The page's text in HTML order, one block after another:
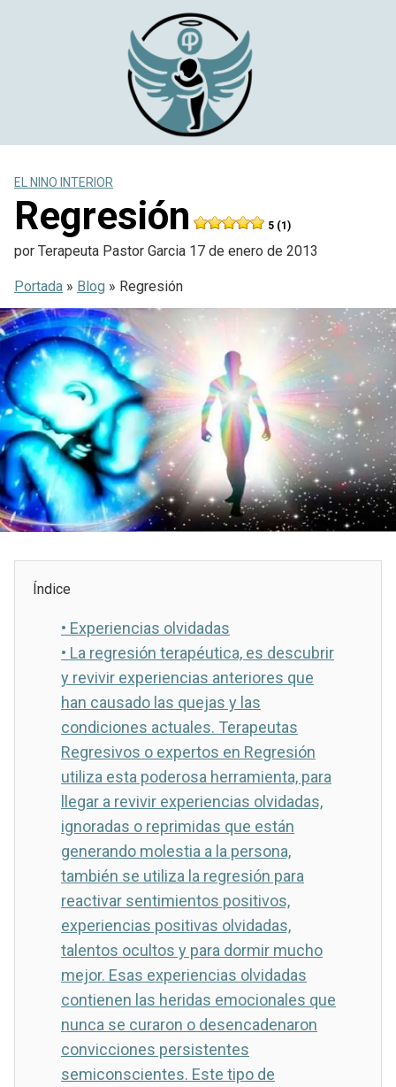
EL NINO INTERIOR
Regresión 5 (1)
por Terapeuta Pastor Garcia 17 de enero de 2013
Portada » Blog » Regresión
Índice
• Experiencias olvidadas
• La regresión terapéutica, es descubrir
y revivir experiencias anteriores que
han causado las quejas y las
condiciones actuales. Terapeutas
Regresivos o expertos en Regresión
utiliza esta poderosa herramienta, para
llegar a revivir experiencias olvidadas,
ignoradas o reprimidas que están
generando molestia a la persona,
también se utiliza la regresión para
reactivar sentimientos positivos,
experiencias positivas olvidadas,
talentos ocultos y para dormir mucho
mejor. Esas experiencias olvidadas
contienen las heridas emocionales que
nunca se curaron o desencadenaron
convicciones persistentes
semiconscientes. Este tipo de